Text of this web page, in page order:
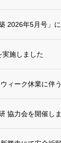
2026年5月号」
実施しました
ィーク休業に伴
協力会を開催し